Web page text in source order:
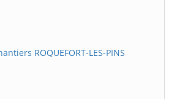
ROQUEFORT-LES-PINS